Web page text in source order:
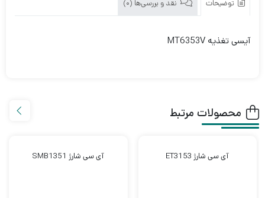
MT6353V
توضیحات نقد و بررسی‌ها (0)
آیسی تغذیه MT6353V
محصولات مرتبط
آی سی شارژ ET3153 آی سی شارژ SMB1351